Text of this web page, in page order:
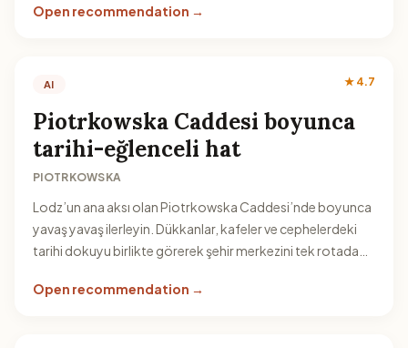
Open recommendation →
AI ★ 4.7
Piotrkowska Caddesi boyunca
tarihi-eğlenceli hat
PIOTRKOWSKA
Lodz’un ana aksı olan Piotrkowska Caddesi’nde boyunca
yavaş yavaş ilerleyin. Dükkanlar, kafeler ve cephelerdeki
tarihi dokuyu birlikte görerek şehir merkezini tek rotada
Open recommendation →